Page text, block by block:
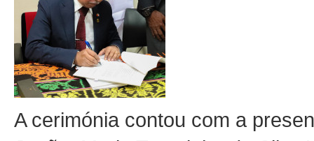
A cerimónia contou com a